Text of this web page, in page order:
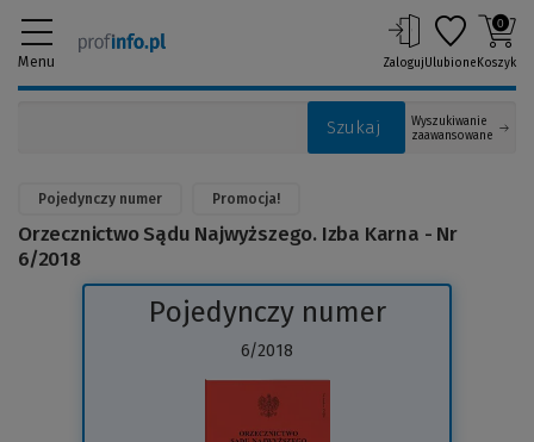
Menu
Szukaj
Wyszukiwanie
zaawansowane
ZalogujUlubione
0
Koszyk
Pojedynczy numer Promocja!
Orzecznictwo Sądu Najwyższego. Izba Karna - Nr
6/2018
Pojedynczy numer
6/2018